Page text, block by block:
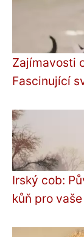
Zajímavosti
Fascinující
Irský cob:
kůň pro